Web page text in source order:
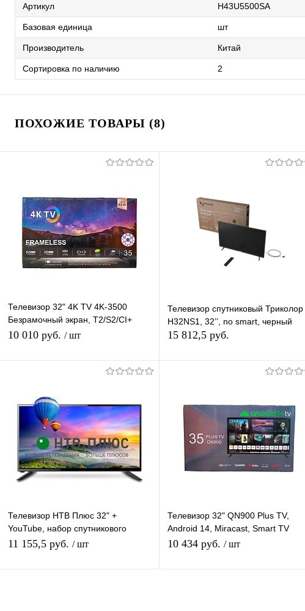
Артикул H43U5500SA
Базовая единица шт
Производитель Китай
Сортировка по наличию 2
ПОХОЖИЕ ТОВАРЫ (8)
Телевизор 32" 4K TV 4K-3500
Безрамочный экран, T2/S2/CI+
(простой)
10 010 руб. / шт
Купить в 1 клик К сравнению
В избранное Под заказ
Телевизор спутниковый Триколор
H32NS1, 32’’, no smart, черный
15 812,5 руб.
Купить в 1 клик К сравнению
В избранное Под заказ
Телевизор НТВ Плюс 32" +
YouTube, набор спутникового
оборудования для просмотра
11 155,5 руб. / шт
Телевизор 32" QN900 Plus TV,
Android 14, Miracast, Smart TV
(T2/S2/CI+)
10 434 руб. / шт